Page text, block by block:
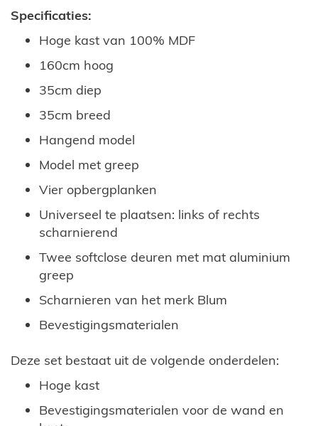
Specificaties:
Hoge kast van 100% MDF
160cm hoog
35cm diep
35cm breed
Hangend model
Model met greep
Vier opbergplanken
Universeel te plaatsen: links of rechts
scharnierend
Twee softclose deuren met mat aluminium
greep
Scharnieren van het merk Blum
Bevestigingsmaterialen
Deze set bestaat uit de volgende onderdelen:
Hoge kast
Bevestigingsmaterialen voor de wand en